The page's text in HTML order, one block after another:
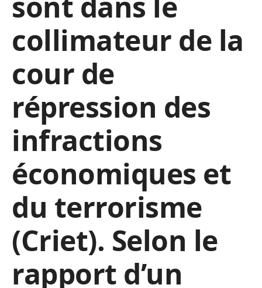
collimateur de la
cour de
répression des
infractions
économiques et
du terrorisme
(Criet). Selon le
rapport d’un